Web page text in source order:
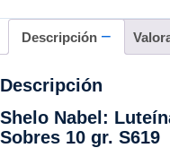
Descripción
Descripción
Shelo Nabel:
Sobres 10 gr. S619